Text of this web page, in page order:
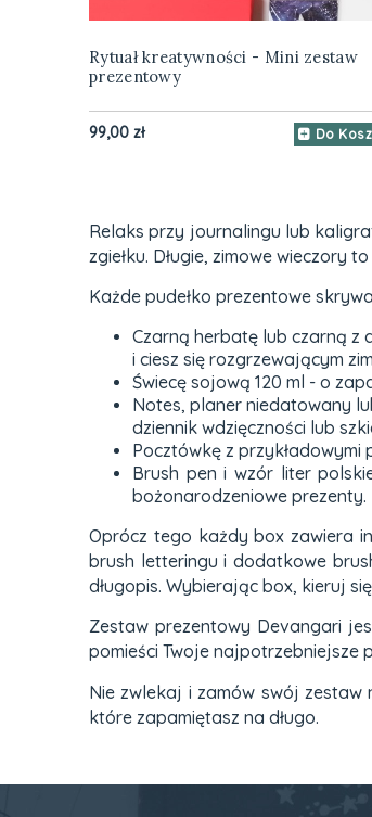
Rytuał kreatywności - Mini zestaw
prezentowy
99,00 zł Do
Relaks przy journalingu lub
zgiełku. Długie, zimowe wieczory
Każde pudełko prezentowe
Czarną herbatę lub czarną z
i ciesz się rozgrzewającym
Świecę sojową 120 ml - o
Notes, planer niedatowany
dziennik wdzięczności lub
Pocztówkę z
Brush pen i wzór liter
bożonarodzeniowe prezenty.
Oprócz tego każdy box zawiera
brush letteringu i dodatkowe
długopis. Wybierając box, kieruj
Zestaw prezentowy Devangari
pomieści Twoje najpotrzebniejsze
Nie zwlekaj i zamów swój zestaw
które zapamiętasz na długo.